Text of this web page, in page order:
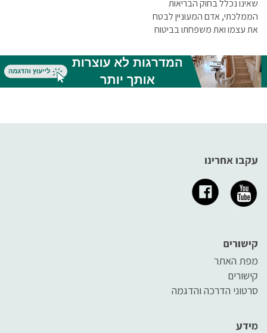
שאינו נכלל בחוק הבריאות
הממלכתי, אדם המעוניין לבטח
את עצמו ואת משפחתו בביטוח
ההצעות השונות הקימות.
עקבו אחרינו
קישורים
מפת האתר
קישורים
סרטוני הדרכה והדגמה
מידע